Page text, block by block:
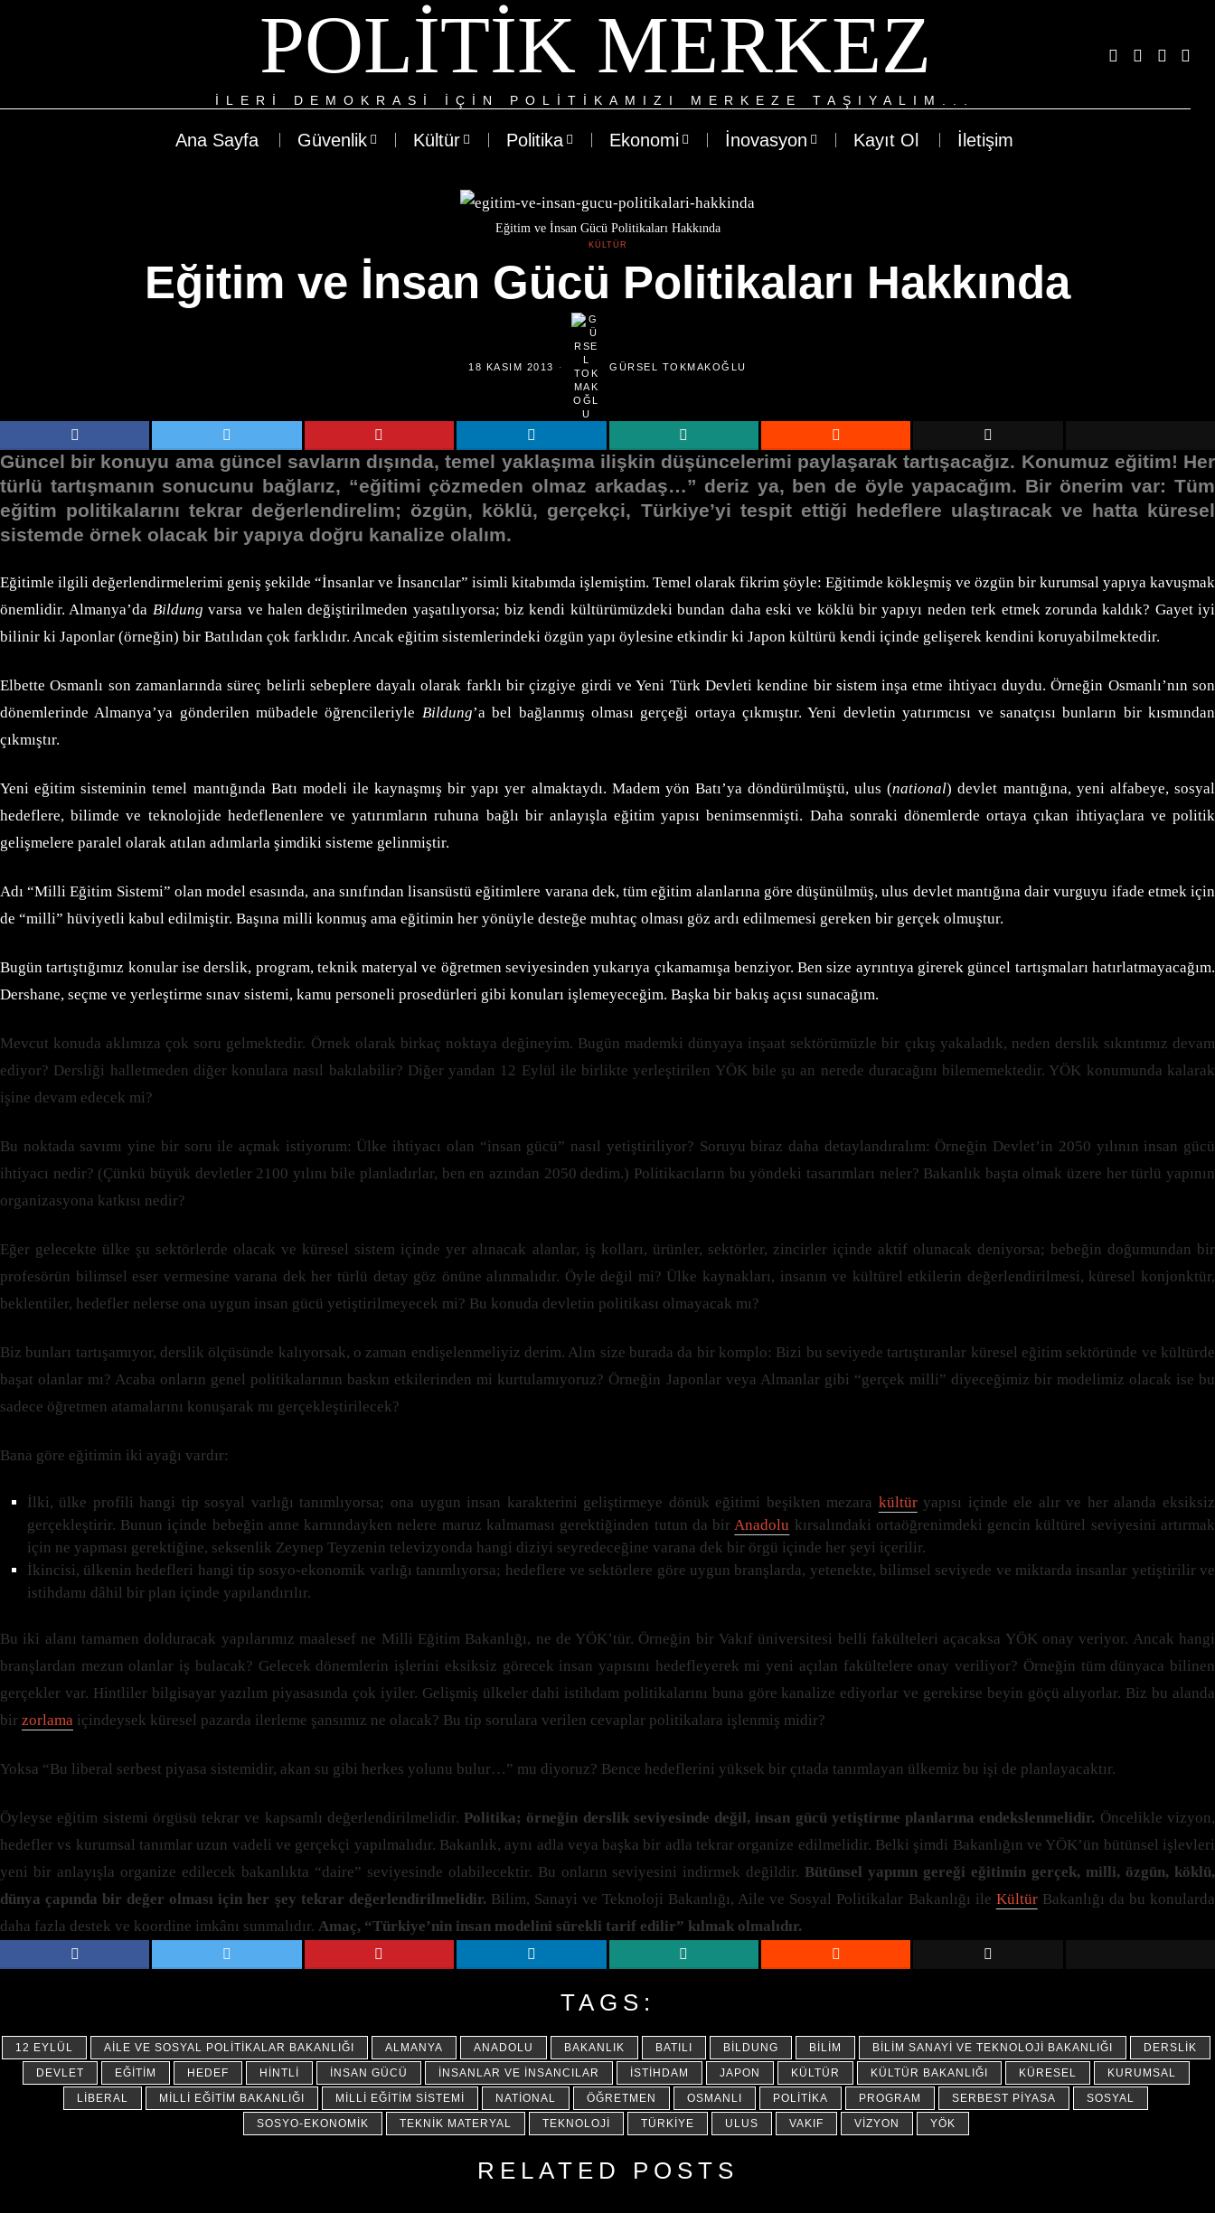
POLITIK MERKEZ
ILERI DEMOKRASI IÇIN POLITIKAMIZI MERKEZE TAŞIYALIM...
Ana Sayfa Güvenlik Kültür Politika Ekonomi İnovasyon Kayıt Ol İletişim
Eğitim ve İnsan Gücü Politikaları Hakkında
KÜLTÜR
Eğitim ve İnsan Gücü Politikaları Hakkında
18 KASIM 2013 GÜRSEL TOKMAKOĞLU
Güncel bir konuyu ama güncel savların dışında, temel yaklaşıma ilişkin düşüncelerimi paylaşarak tartışacağız. Konumuz eğitim! Her
türlü tartışmanın sonucunu bağlarız, “eğitimi çözmeden olmaz arkadaş…” deriz ya, ben de öyle yapacağım. Bir önerim var: Tüm
eğitim politikalarını tekrar değerlendirelim; özgün, köklü, gerçekçi, Türkiye’yi tespit ettiği hedeflere ulaştıracak ve hatta küresel
sistemde örnek olacak bir yapıya doğru kanalize olalım.
Eğitimle ilgili değerlendirmelerimi geniş şekilde “İnsanlar ve İnsancılar” isimli kitabımda işlemiştim. Temel olarak fikrim şöyle: Eğitimde kökleşmiş ve özgün bir kurumsal yapıya kavuşmak
önemlidir. Almanya’da Bildung varsa ve halen değiştirilmeden yaşatılıyorsa; biz kendi kültürümüzdeki bundan daha eski ve köklü bir yapıyı neden terk etmek zorunda kaldık? Gayet iyi
bilinir ki Japonlar (örneğin) bir Batılıdan çok farklıdır. Ancak eğitim sistemlerindeki özgün yapı öylesine etkindir ki Japon kültürü kendi içinde gelişerek kendini koruyabilmektedir.
Elbette Osmanlı son zamanlarında süreç belirli sebeplere dayalı olarak farklı bir çizgiye girdi ve Yeni Türk Devleti kendine bir sistem inşa etme ihtiyacı duydu. Örneğin Osmanlı’nın son
dönemlerinde Almanya’ya gönderilen mübadele öğrencileriyle Bildung’a bel bağlanmış olması gerçeği ortaya çıkmıştır. Yeni devletin yatırımcısı ve sanatçısı bunların bir kısmından
çıkmıştır.
Yeni eğitim sisteminin temel mantığında Batı modeli ile kaynaşmış bir yapı yer almaktaydı. Madem yön Batı’ya döndürülmüştü, ulus (national) devlet mantığına, yeni alfabeye, sosyal
hedeflere, bilimde ve teknolojide hedeflenenlere ve yatırımların ruhuna bağlı bir anlayışla eğitim yapısı benimsenmişti. Daha sonraki dönemlerde ortaya çıkan ihtiyaçlara ve politik
gelişmelere paralel olarak atılan adımlarla şimdiki sisteme gelinmiştir.
Adı “Milli Eğitim Sistemi” olan model esasında, ana sınıfından lisansüstü eğitimlere varana dek, tüm eğitim alanlarına göre düşünülmüş, ulus devlet mantığına dair vurguyu ifade etmek için
de “milli” hüviyetli kabul edilmiştir. Başına milli konmuş ama eğitimin her yönüyle desteğe muhtaç olması göz ardı edilmemesi gereken bir gerçek olmuştur.
Bugün tartıştığımız konular ise derslik, program, teknik materyal ve öğretmen seviyesinden yukarıya çıkamamışa benziyor. Ben size ayrıntıya girerek güncel tartışmaları hatırlatmayacağım.
Dershane, seçme ve yerleştirme sınav sistemi, kamu personeli prosedürleri gibi konuları işlemeyeceğim. Başka bir bakış açısı sunacağım.
Mevcut konuda aklımıza çok soru gelmektedir. Örnek olarak birkaç noktaya değineyim. Bugün mademki dünyaya inşaat sektörümüzle bir çıkış yakaladık, neden derslik sıkıntımız devam
ediyor? Dersliği halletmeden diğer konulara nasıl bakılabilir? Diğer yandan 12 Eylül ile birlikte yerleştirilen YÖK bile şu an nerede duracağını bilememektedir. YÖK konumunda kalarak
işine devam edecek mi?
Bu noktada savımı yine bir soru ile açmak istiyorum: Ülke ihtiyacı olan “insan gücü” nasıl yetiştiriliyor? Soruyu biraz daha detaylandıralım: Örneğin Devlet’in 2050 yılının insan gücü
ihtiyacı nedir? (Çünkü büyük devletler 2100 yılını bile planladırlar, ben en azından 2050 dedim.) Politikacıların bu yöndeki tasarımları neler? Bakanlık başta olmak üzere her türlü yapının
organizasyona katkısı nedir?
Eğer gelecekte ülke şu sektörlerde olacak ve küresel sistem içinde yer alınacak alanlar, iş kolları, ürünler, sektörler, zincirler içinde aktif olunacak deniyorsa; bebeğin doğumundan bir
profesörün bilimsel eser vermesine varana dek her türlü detay göz önüne alınmalıdır. Öyle değil mi? Ülke kaynakları, insanın ve kültürel etkilerin değerlendirilmesi, küresel konjonktür,
beklentiler, hedefler nelerse ona uygun insan gücü yetiştirilmeyecek mi? Bu konuda devletin politikası olmayacak mı?
Biz bunları tartışamıyor, derslik ölçüsünde kalıyorsak, o zaman endişelenmeliyiz derim. Alın size burada da bir komplo: Bizi bu seviyede tartıştıranlar küresel eğitim sektöründe ve kültürde
başat olanlar mı? Acaba onların genel politikalarının baskın etkilerinden mi kurtulamıyoruz? Örneğin Japonlar veya Almanlar gibi “gerçek milli” diyeceğimiz bir modelimiz olacak ise bu
sadece öğretmen atamalarını konuşarak mı gerçekleştirilecek?
Bana göre eğitimin iki ayağı vardır:
İlki, ülke profili hangi tip sosyal varlığı tanımlıyorsa; ona uygun insan karakterini geliştirmeye dönük eğitimi beşikten mezara kültüryapısı içinde ele alır ve her alanda eksiksiz
gerçekleştirir. Bunun içinde bebeğin anne karnındayken nelere maruz kalmaması gerektiğinden tutun da birAnadolu kırsalındaki ortaöğrenimdeki gencin kültürel seviyesini artırmak
için ne yapması gerektiğine, seksenlik Zeynep Teyzenin televizyonda hangi diziyi seyredeceğine varana dek bir örgü içinde her şeyi içerilir.
İkincisi, ülkenin hedefleri hangi tip sosyo-ekonomik varlığı tanımlıyorsa; hedeflere ve sektörlere göre uygun branşlarda, yetenekte, bilimsel seviyede ve miktarda insanlar yetiştirilir ve
istihdamı dâhil bir plan içinde yapılandırılır.
Bu iki alanı tamamen dolduracak yapılarımız maalesef ne Milli Eğitim Bakanlığı, ne de YÖK’tür. Örneğin bir Vakıf üniversitesi belli fakülteleri açacaksa YÖK onay veriyor. Ancak hangi
branşlardan mezun olanlar iş bulacak? Gelecek dönemlerin işlerini eksiksiz görecek insan yapısını hedefleyerek mi yeni açılan fakültelere onay veriliyor? Örneğin tüm dünyaca bilinen
gerçekler var. Hintliler bilgisayar yazılım piyasasında çok iyiler. Gelişmiş ülkeler dahi istihdam politikalarını buna göre kanalize ediyorlar ve gerekirse beyin göçü alıyorlar. Biz bu alanda
bir zorlama içindeysek küresel pazarda ilerleme şansımız ne olacak? Bu tip sorulara verilen cevaplar politikalara işlenmiş midir?
Yoksa “Bu liberal serbest piyasa sistemidir, akan su gibi herkes yolunu bulur…” mu diyoruz? Bence hedeflerini yüksek bir çıtada tanımlayan ülkemiz bu işi de planlayacaktır.
Öyleyse eğitim sistemi örgüsü tekrar ve kapsamlı değerlendirilmelidir. Politika; örneğin derslik seviyesinde değil, insan gücü yetiştirme planlarına endekslenmelidir. Öncelikle vizyon,
hedefler vs kurumsal tanımlar uzun vadeli ve gerçekçi yapılmalıdır. Bakanlık, aynı adla veya başka bir adla tekrar organize edilmelidir. Belki şimdi Bakanlığın ve YÖK’ün bütünsel işlevleri
yeni bir anlayışla organize edilecek bakanlıkta “daire” seviyesinde olabilecektir. Bu onların seviyesini indirmek değildir.Bütünsel yapının gereği eğitimin gerçek, milli, özgün, köklü,
dünya çapında bir değer olması için her şey tekrar değerlendirilmelidir. Bilim, Sanayi ve Teknoloji Bakanlığı, Aile ve Sosyal Politikalar Bakanlığı ile KültürBakanlığı da bu konularda
daha fazla destek ve koordine imkânı sunmalıdır. Amaç, “Türkiye’nin insan modelini sürekli tarif edilir” kılmak olmalıdır.
TAGS:
12 EYLÜL AILE VE SOSYAL POLITIKALAR BAKANLIĞI ALMANYA ANADOLU BAKANLIK BATILI BILDUNG BILIM BILIM SANAYI VE TEKNOLOJI BAKANLIĞI
DERSLIK
DEVLET
EĞITIM HEDEF HINTLI İNSAN GÜCÜ İNSANLAR VE İNSANCILAR İSTIHDAM JAPON KÜLTÜR KÜLTÜR BAKANLIĞI KÜRESEL
KURUMSAL
LIBERAL
MILLI EĞITIM BAKANLIĞI MILLI EĞITIM SISTEMI NATIONAL ÖĞRETMEN OSMANLI POLITIKA PROGRAM SERBEST PIYASA
SOSYAL
SOSYO-EKONOMIK
TEKNIK MATERYAL TEKNOLOJI TÜRKIYE ULUS VAKIF VIZYON YÖK
RELATED POSTS